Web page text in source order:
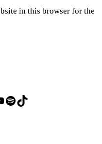
in this browser for the
Spotify
TikTok